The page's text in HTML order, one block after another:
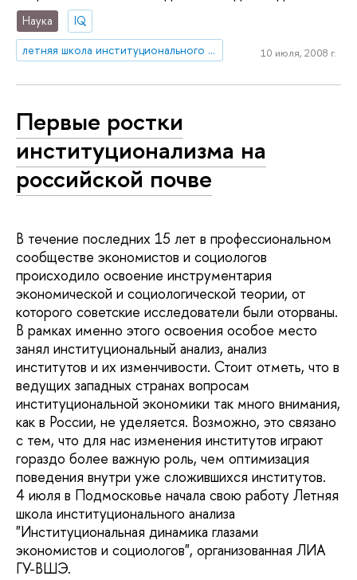
Наука
IQ
летняя школа институционального анализа
10 июля, 2008 г.
Первые ростки
институционализма на
российской почве
В течение последних 15 лет в профессиональном
сообществе экономистов и социологов
происходило освоение инструментария
экономической и социологической теории, от
которого советские исследователи были оторваны.
В рамках именно этого освоения особое место
занял институциональный анализ, анализ
институтов и их изменчивости. Стоит отметь, что в
ведущих западных странах вопросам
институциональной экономики так много внимания,
как в России, не уделяется. Возможно, это связано
с тем, что для нас изменения институтов играют
гораздо более важную роль, чем оптимизация
поведения внутри уже сложившихся институтов.
4 июля в Подмосковье начала свою работу Летняя
школа институционального анализа
"Институциональная динамика глазами
экономистов и социологов", организованная ЛИА
ГУ-ВШЭ.